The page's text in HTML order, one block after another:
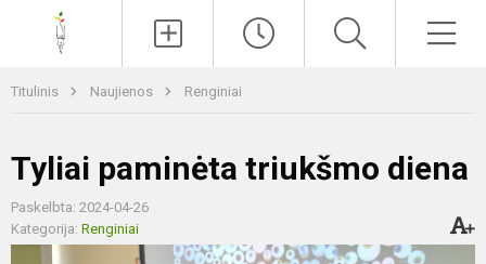
Titulinis Naujienos Renginiai
Tyliai paminėta triukšmo diena
Paskelbta: 2024-04-26
Kategorija: Renginiai